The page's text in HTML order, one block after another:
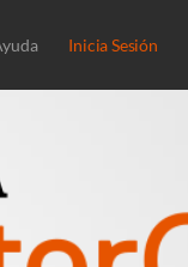
Inicia Sesión